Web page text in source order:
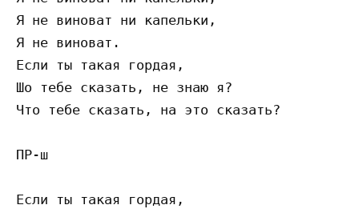
Я не виноват ни капельки,
Я не виноват.
Если ты такая гордая,
Шо тебе сказать, не знаю я?
Что тебе сказать, на это сказать?
ПР-ш
Если ты такая гордая,